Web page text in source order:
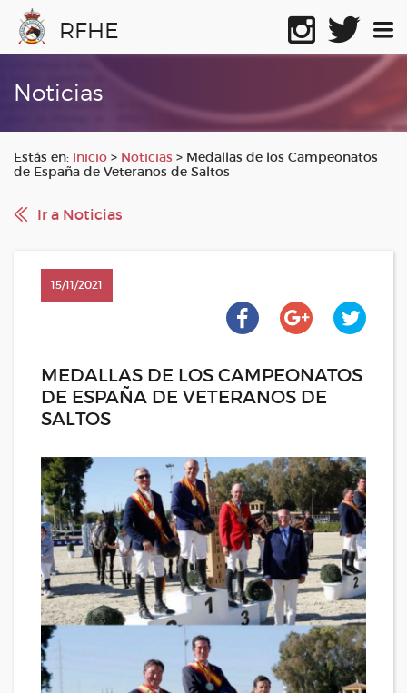
RFHE
Noticias
Estás en: Inicio > Noticias > Medallas de los Campeonatos
de España de Veteranos de Saltos
Ir a Noticias
15/11/2021
MEDALLAS DE LOS CAMPEONATOS
DE ESPAÑA DE VETERANOS DE
SALTOS